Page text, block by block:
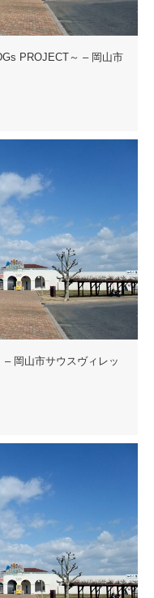
PROJECT～ – 岡山市
岡山市サウスヴィレッ